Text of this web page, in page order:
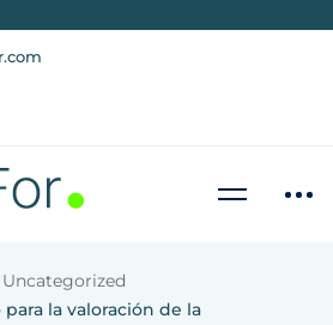
Uncategorized
la valoración de la